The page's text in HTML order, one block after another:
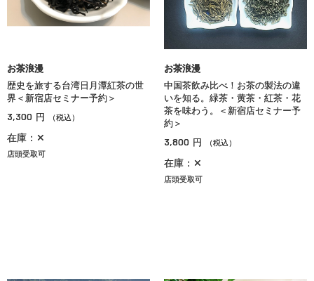
お茶浪漫
歴史を旅する台湾日月潭紅茶の世
界＜新宿店セミナー予約＞
3,300 円 （税込）
在庫：✕
店頭受取可
お茶浪漫
中国茶飲み比べ！お茶の製法の違
いを知る。緑茶・黄茶・紅茶・花
茶を味わう。＜新宿店セミナー予
約＞
3,800 円 （税込）
在庫：✕
店頭受取可